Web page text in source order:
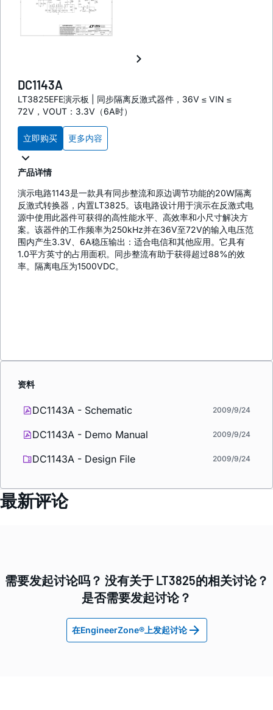
DC1143A
LT3825EFE演示板 | 同步隔离反激式器件，36V ≤ VIN ≤
72V，VOUT：3.3V（6A时）
立即购买 更多内容
产品详情
演示电路1143是一款具有同步整流和原边调节功能的20W隔离
反激式转换器，内置LT3825。该电路设计用于演示在反激式电
源中使用此器件可获得的高性能水平、高效率和小尺寸解决方
案。该器件的工作频率为250kHz并在36V至72V的输入电压范
围内产生3.3V、6A稳压输出：适合电信和其他应用。它具有
1.0平方英寸的占用面积。同步整流有助于获得超过88%的效
率。隔离电压为1500VDC。
资料
DC1143A - Schematic 2009/9/24
DC1143A - Demo Manual 2009/9/24
DC1143A - Design File 2009/9/24
最新评论
需要发起讨论吗？ 没有关于 LT3825的相关讨论？
是否需要发起讨论？
在EngineerZone®上发起讨论